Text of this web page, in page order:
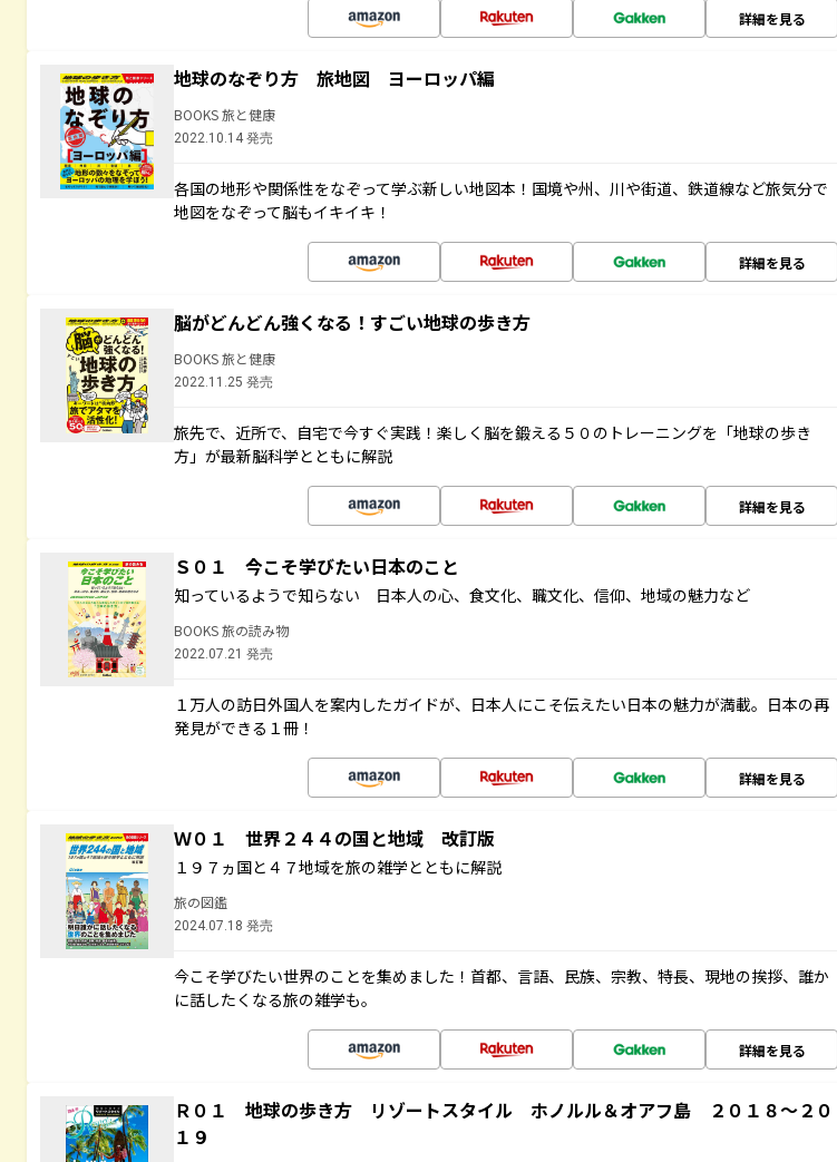
詳細を見る
地球のなぞり方 旅地図 ヨーロッパ編
BOOKS 旅と健康
2022.10.14 発売
各国の地形や関係性をなぞって学ぶ新しい地図本！国境や州、川や街道、鉄道線など旅気分で
地図をなぞって脳もイキイキ！
詳細を見る
脳がどんどん強くなる！すごい地球の歩き方
BOOKS 旅と健康
2022.11.25 発売
旅先で、近所で、自宅で今すぐ実践！楽しく脳を鍛える５０のトレーニングを「地球の歩き
方」が最新脳科学とともに解説
詳細を見る
Ｓ０１ 今こそ学びたい日本のこと
知っているようで知らない 日本人の心、食文化、職文化、信仰、地域の魅力など
BOOKS 旅の読み物
2022.07.21 発売
１万人の訪日外国人を案内したガイドが、日本人にこそ伝えたい日本の魅力が満載。日本の再
発見ができる１冊！
詳細を見る
Ｗ０１ 世界２４４の国と地域 改訂版
１９７ヵ国と４７地域を旅の雑学とともに解説
旅の図鑑
2024.07.18 発売
今こそ学びたい世界のことを集めました！首都、言語、民族、宗教、特長、現地の挨拶、誰か
に話したくなる旅の雑学も。
詳細を見る
Ｒ０１ 地球の歩き方 リゾートスタイル ホノルル＆オアフ島 ２０１８～２０
１９